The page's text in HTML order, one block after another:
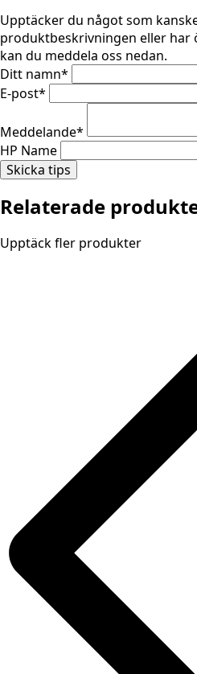
Upptäcker du något som
produktbeskrivningen eller
kan du meddela oss nedan.
Ditt namn*
E-post*
Meddelande*
HP Name
Skicka tips
Relaterade
Upptäck fler produkter